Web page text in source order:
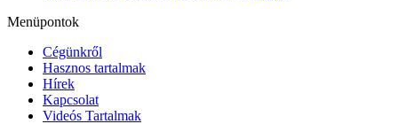
Menüpontok
Cégünkről
Hasznos tartalmak
Hírek
Kapcsolat
Videós Tartalmak